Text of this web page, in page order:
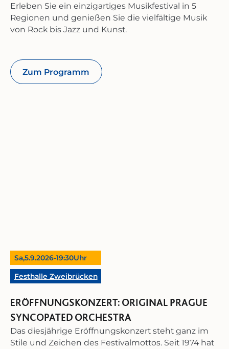
Erleben Sie ein einzigartiges Musikfestival in 5
Regionen und genießen Sie die vielfältige Musik
von Rock bis Jazz und Kunst.
Zum Programm
Sa,5.9.2026-19:30Uhr
Festhalle Zweibrücken
ERÖFFNUNGSKONZERT: ORIGINAL PRAGUE
SYNCOPATED ORCHESTRA
Das diesjährige Eröffnungskonzert steht ganz im
Stile und Zeichen des Festivalmottos. Seit 1974 hat